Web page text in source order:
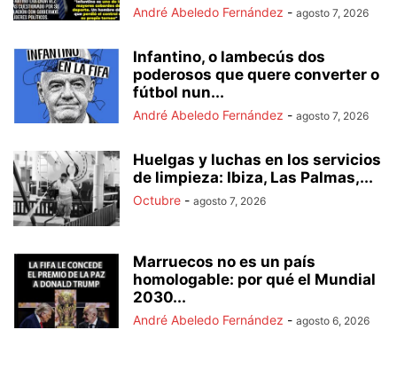
André Abeledo Fernández - agosto 7, 2026
Infantino, o lambecús dos
poderosos que quere converter o
fútbol nun...
André Abeledo Fernández - agosto 7, 2026
Huelgas y luchas en los servicios
de limpieza: Ibiza, Las Palmas,...
Octubre - agosto 7, 2026
Marruecos no es un país
homologable: por qué el Mundial
2030...
André Abeledo Fernández - agosto 6, 2026